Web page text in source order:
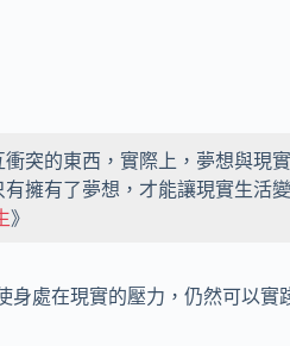
突的東西，實際上，夢想與現
擁有了夢想，才能讓現實生活
》
身處在現實的壓力，仍然可以實